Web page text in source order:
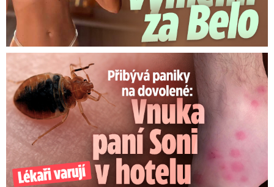
Panika na dovolené: Vnuka Soni v hotelu poštípaly štěnice!